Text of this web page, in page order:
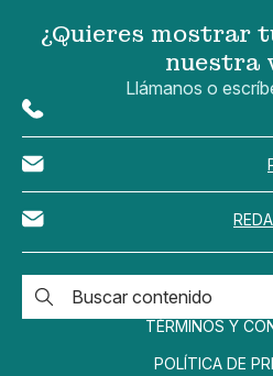
¿Quieres mostrar
nuestra
Llámanos o
TÉRMINOS Y
POLÍTICA DE